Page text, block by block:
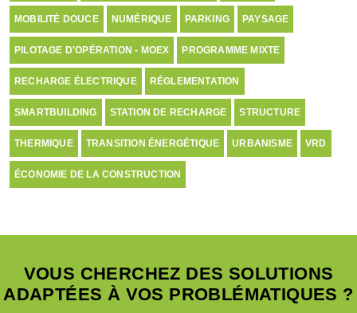
MOBILITÉ DOUCE NUMÉRIQUE PARKING PAYSAGE
PILOTAGE D'OPÉRATION - MOEX PROGRAMME MIXTE
RECHARGE ÉLECTRIQUE RÉGLEMENTATION
SMARTBUILDING STATION DE RECHARGE STRUCTURE
THERMIQUE TRANSITION ÉNERGÉTIQUE URBANISME VRD
ÉCONOMIE DE LA CONSTRUCTION
VOUS CHERCHEZ DES SOLUTIONS
ADAPTÉES À VOS PROBLÉMATIQUES ?